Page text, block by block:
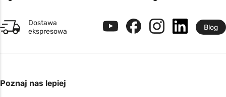
Dostawa
ekspresowa
Blog
Poznaj nas lepiej